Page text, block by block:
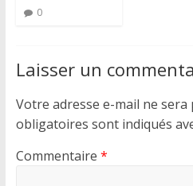
0
Laisser un
Votre adresse e-mail ne sera
obligatoires sont indiqués
Commentaire *